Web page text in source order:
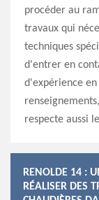
procéder au
travaux qui
techniques
d'entrer en
d'expérience
respecte aussi
RENOLDE 14 :
RÉALISER DES